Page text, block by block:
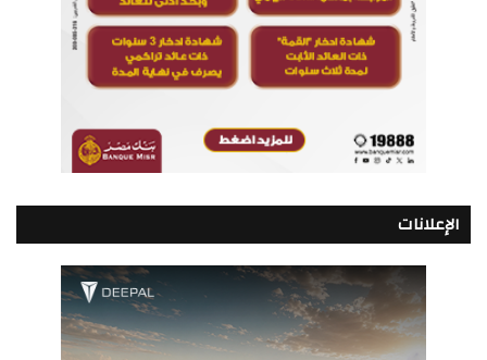
الإعلانات